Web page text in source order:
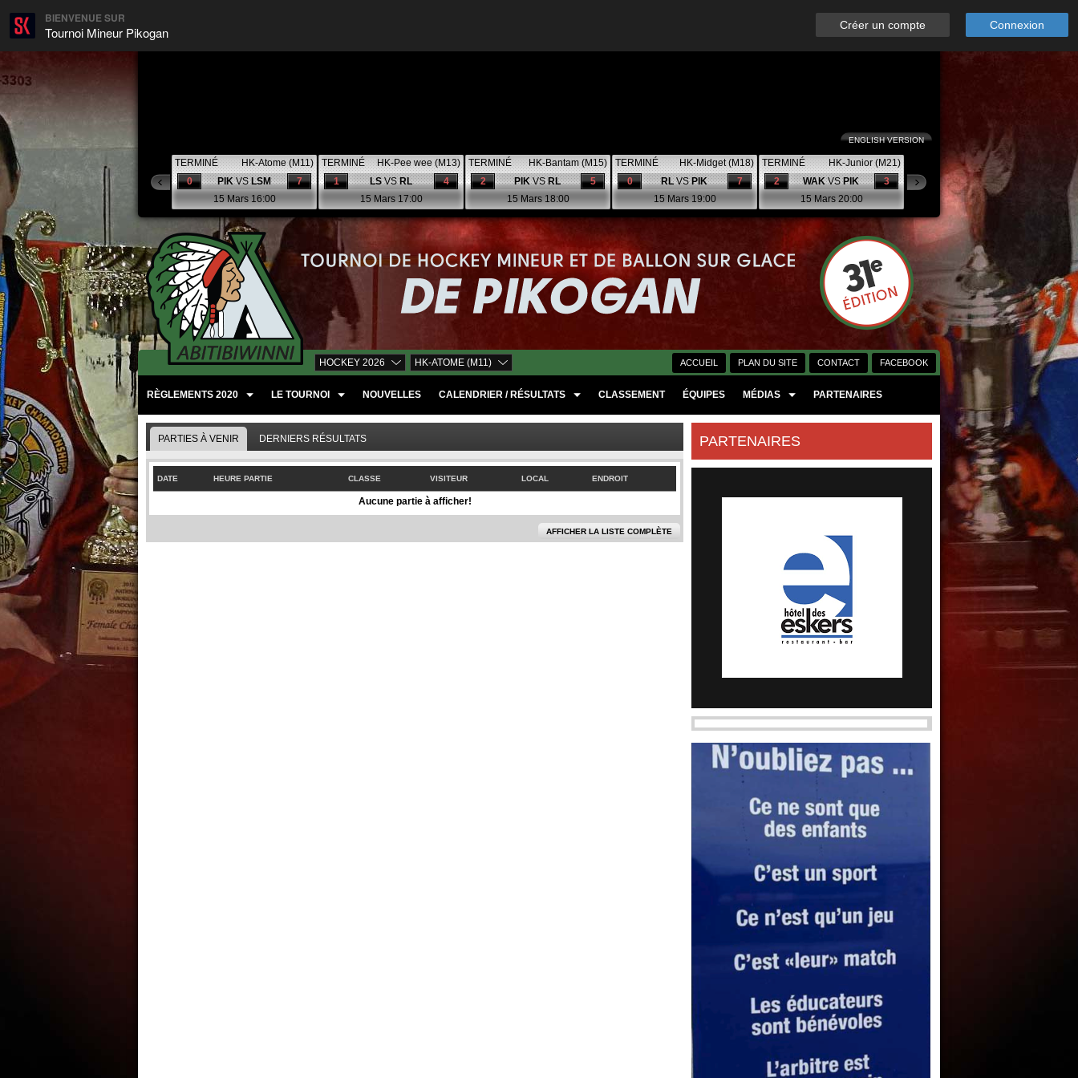
BIENVENUE SUR
Tournoi Mineur Pikogan Connexion
Créer un compte
ENGLISH VERSION
TERMINÉ
HK-Atome (M11)
7
0 PIKVSLSM
15 Mars 16:00
TERMINÉ
HK-Pee wee (M13)
4
1 LSVSRL
15 Mars 17:00
TERMINÉ
HK-Bantam (M15)
5
2 PIKVSRL
15 Mars 18:00
TERMINÉ
HK-Midget (M18)
7
0 RLVSPIK
15 Mars 19:00
TERMINÉ
HK-Junior (M21)
3
2 WAKVSPIK
15 Mars 20:00
FACEBOOK
CONTACT
PLAN DU SITE
ACCUEIL
HOCKEY 2026 HK-ATOME (M11)
RÈGLEMENTS 2020 LE TOURNOI NOUVELLES CALENDRIER / RÉSULTATS CLASSEMENT ÉQUIPES MÉDIAS PARTENAIRES
PARTIES À VENIR DERNIERS RÉSULTATS
DATE HEURE PARTIE CLASSE VISITEUR LOCAL ENDROIT
Aucune partie à afficher!
AFFICHER LA LISTE COMPLÈTE
PARTENAIRES